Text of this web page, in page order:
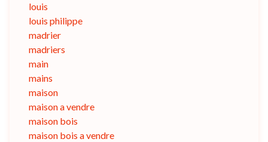
louis
louis philippe
madrier
madriers
main
mains
maison
maison a vendre
maison bois
maison bois a vendre